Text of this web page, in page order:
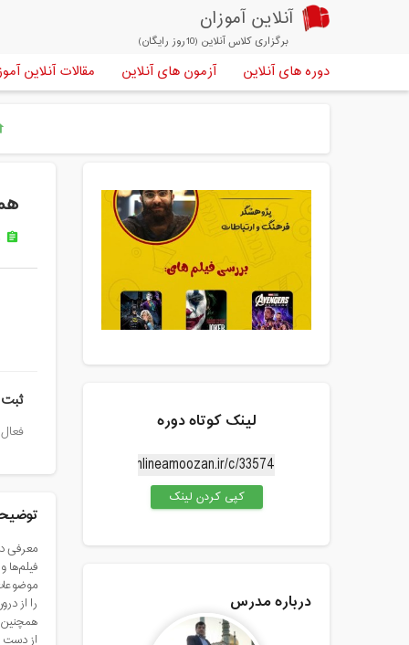
آنلاین آموزان
برگزاری کلاس آنلاین (10روز رایگان)
دوره های آنلاین آزمون های آنلاین مقالات آنلاین
assignment
معرفی
فیلم‌ها
را از
از دست
لینک کوتاه دوره
کپی کردن لینک
درباره مدرس